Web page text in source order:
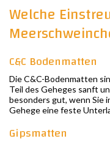
Welche
C&C Bodenmatten
Die C&C-Bodenmatten
Teil des Geheges sanft
besonders gut, wenn Sie
Gehege eine feste
Gipsmatten